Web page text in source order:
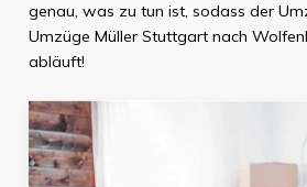
genau, was zu tun ist, sodass der
Umzüge Müller Stuttgartnach
abläuft!